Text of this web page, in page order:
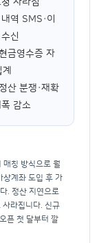
역 SMS·이
신
금영수증 자
산 분쟁·재확
감소
매칭 방식으로 월
상계좌 도입 후 가
. 정산 지연으로
사라집니다. 신규
픈 첫 달부터 깔